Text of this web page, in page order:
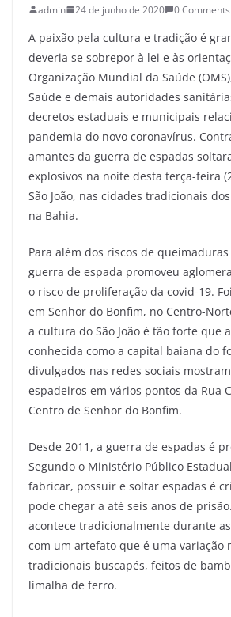
admin 24 de junho de 2020 0 Comments
A paixão pela cultura e tradição é
deveria se sobrepor à lei e às
Organização Mundial da Saúde
Saúde e demais autoridades
decretos estaduais e municipais
pandemia do novo coronavírus.
amantes da guerra de espadas
explosivos na noite desta terça-feira
São João, nas cidades tradicionais
na Bahia.
Para além dos riscos de
guerra de espada promoveu
o risco de proliferação da covid-19.
em Senhor do Bonfim, no Centro-
a cultura do São João é tão forte que
conhecida como a capital baiana do
divulgados nas redes sociais
espadeiros em vários pontos da Rua
Centro de Senhor do Bonfim.
Desde 2011, a guerra de espadas é
Segundo o Ministério Público
fabricar, possuir e soltar espadas é
pode chegar a até seis anos de
acontece tradicionalmente durante
com um artefato que é uma variação
tradicionais buscapés, feitos de
limalha de ferro.